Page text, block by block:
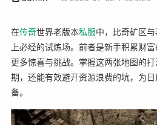
在传奇世界老版本私服中，比奇矿区
上必经的试炼场。前者是新手积累财
更多惊喜与挑战。掌握这两张地图的
期，还能有效避开资源浪费的坑，为
备。